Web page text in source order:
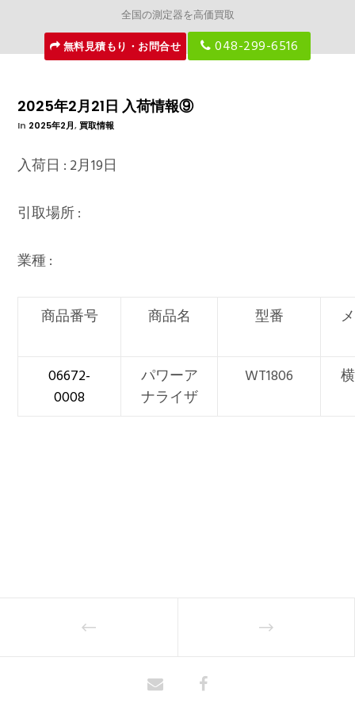
全国の測定器を高価買取
無料見積もり・お問合せ
048-299-6516
2025年2月21日 入荷情報⑨
In 2025年2月,買取情報
入荷日 : 2月19日
引取場所 :
業種 :
商品番号 商品名 型番
06672-
0008
パワーア
ナライザ
WT1806